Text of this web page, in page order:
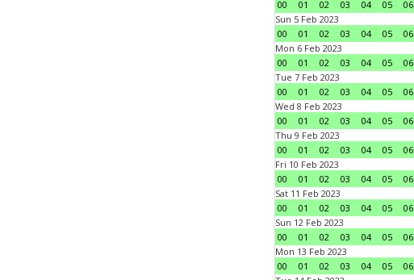
00
01 02 03 04 05 06
Sun 5 Feb 2023
00
01 02 03 04 05 06
Mon 6 Feb 2023
00
01 02 03 04 05 06
Tue 7 Feb 2023
00
01 02 03 04 05 06
Wed 8 Feb 2023
00
01 02 03 04 05 06
Thu 9 Feb 2023
00
01 02 03 04 05 06
Fri 10 Feb 2023
00
01 02 03 04 05 06
Sat 11 Feb 2023
00
01 02 03 04 05 06
Sun 12 Feb 2023
00
01 02 03 04 05 06
Mon 13 Feb 2023
00
01 02 03 04 05 06